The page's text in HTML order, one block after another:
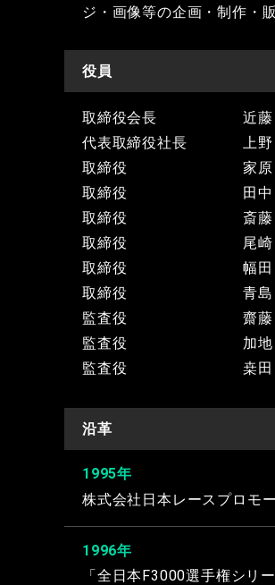
ジ・画像等の企画・制作・
役員
取締役会長
近
代表取締役社長
上
取締役
家
取締役
田
取締役
斎
取締役
尾
取締役
幅
取締役
青
監査役
齋
監査役
加
監査役
桒
沿革
1995年
株式会社日本レースプロモ
1996年
「全日本F3000選手権シリ